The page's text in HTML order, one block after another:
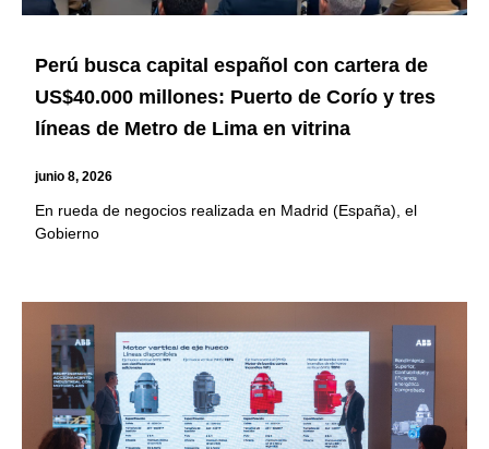
Perú busca capital español con cartera de
US$40.000 millones: Puerto de Corío y tres
líneas de Metro de Lima en vitrina
junio 8, 2026
En rueda de negocios realizada en Madrid (España), el
Gobierno